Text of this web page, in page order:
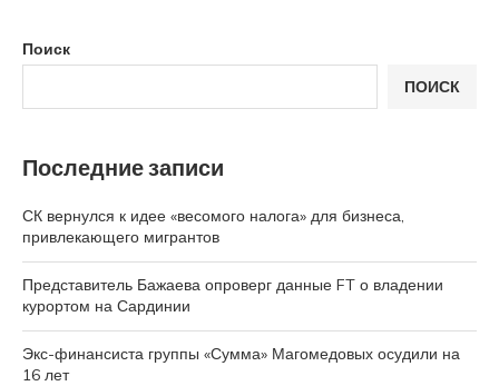
Поиск
ПОИСК
Последние записи
СК вернулся к идее «весомого налога» для бизнеса,
привлекающего мигрантов
Представитель Бажаева опроверг данные FT о владении
курортом на Сардинии
Экс-финансиста группы «Сумма» Магомедовых осудили на
16 лет